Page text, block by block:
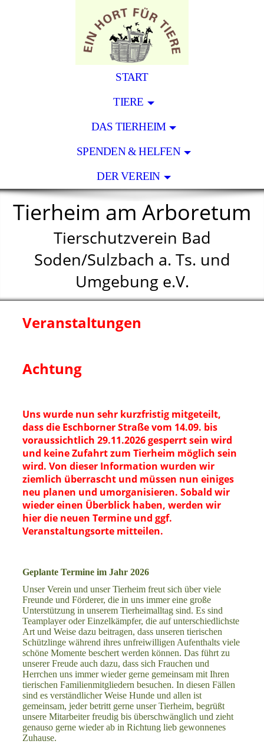
START
TIERE
DAS TIERHEIM
SPENDEN & HELFEN
DER VEREIN
Tierheim am Arboretum
Tierschutzverein Bad
Soden/Sulzbach a. Ts. und
Umgebung e.V.
Veranstaltungen
Achtung
Uns wurde nun sehr kurzfristig mitgeteilt,
dass die Eschborner Straße vom 14.09. bis
voraussichtlich 29.11.2026 gesperrt sein wird
und keine Zufahrt zum Tierheim möglich sein
wird. Von dieser Information wurden wir
ziemlich überrascht und müssen nun einiges
neu planen und umorganisieren. Sobald wir
wieder einen Überblick haben, werden wir
hier die neuen Termine und ggf.
Veranstaltungsorte mitteilen.
Geplante Termine im Jahr 2026
Unser Verein und unser Tierheim freut sich über viele
Freunde und Förderer, die in uns immer eine große
Unterstützung in unserem Tierheimalltag sind. Es sind
Teamplayer oder Einzelkämpfer, die auf unterschiedlichste
Art und Weise dazu beitragen, dass unseren tierischen
Schützlinge während ihres unfreiwilligen Aufenthalts viele
schöne Momente beschert werden können. Das führt zu
unserer Freude auch dazu, dass sich Frauchen und
Herrchen uns immer wieder gerne gemeinsam mit Ihren
tierischen Familienmitgliedern besuchen. In diesen Fällen
sind es verständlicher Weise Hunde und allen ist
gemeinsam, jeder betritt gerne unser Tierheim, begrüßt
unsere Mitarbeiter freudig bis überschwänglich und zieht
genauso gerne wieder ab in Richtung lieb gewonnenes
Zuhause.